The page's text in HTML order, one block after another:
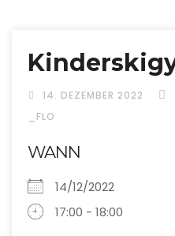
14. DEZEMBER 2022
_FLO
WANN
14/12/2022
17:00 - 18:00